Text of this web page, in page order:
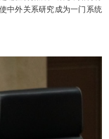
中外关系研究成为一门系统